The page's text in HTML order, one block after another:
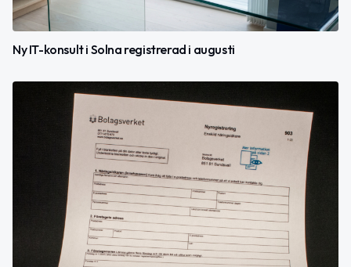
Ny IT-konsult i Solna registrerad i augusti